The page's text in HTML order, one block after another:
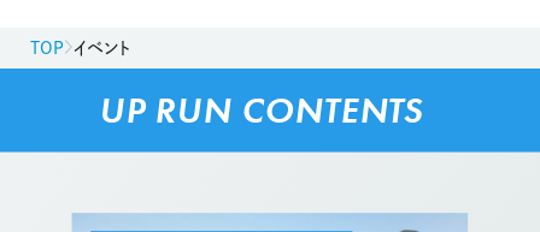
TOP イベント
UP RUN CONTENTS